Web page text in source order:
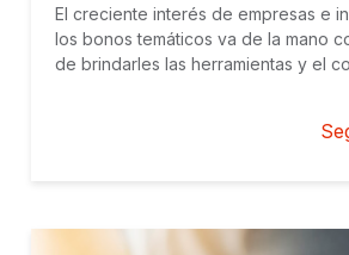
El creciente interés de empresas e
los bonos temáticos va de la mano
de brindarles las herramientas y el